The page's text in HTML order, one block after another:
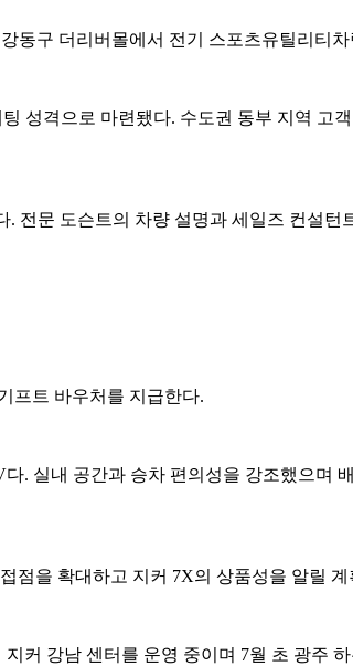
동구 더리버몰에서 전기 스포츠유틸리티
성격으로 마련됐다. 수도권 동부 지역
전문 도슨트의 차량 설명과 세일즈 컨설
프트 바우처를 지급한다.
. 실내 공간과 승차 편의성을 강조했으며
점을 확대하고 지커 7X의 상품성을 알릴 계
커 강남 센터를 운영 중이며 7월 초 광주